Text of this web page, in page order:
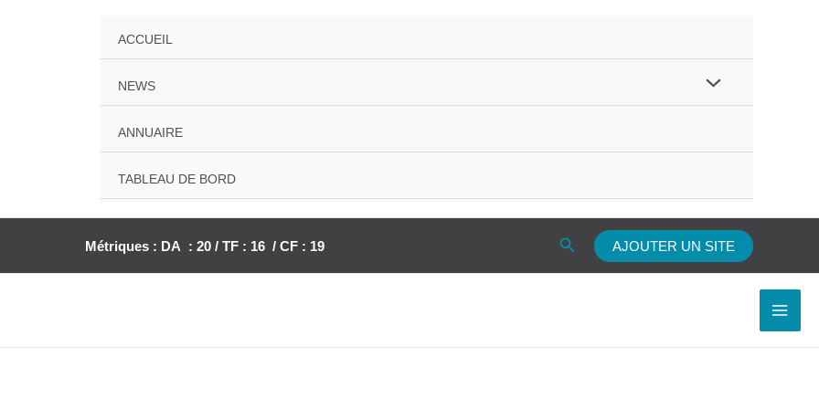
ACCUEIL
NEWS
ANNUAIRE
TABLEAU DE BORD
Métriques : DA : 20 / TF : 16 / CF : 19 RechercherAJOUTER UN SITE